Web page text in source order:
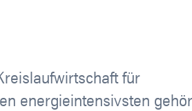
für
energieintensivsten